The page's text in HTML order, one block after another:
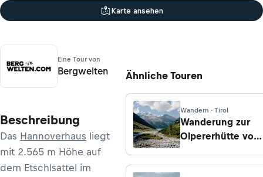
Karte ansehen
Eine Tour von
Bergwelten
Beschreibung
Das Hannoverhaus liegt
mit 2.565 m Höhe auf
dem Etschlsattel im
Ähnliche Touren
Wandern · Tirol
Wanderung zur
Olpererhütte vom
bei Ginzling